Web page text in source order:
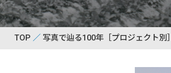
TOP 写真で辿る100年［プロジェクト別］